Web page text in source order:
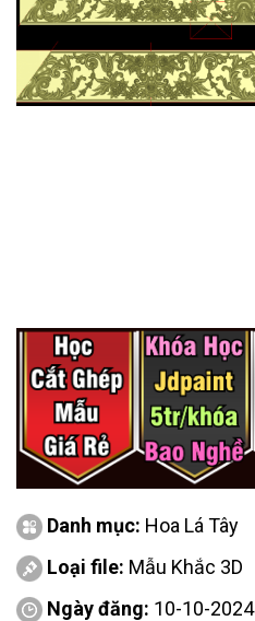
Danh mục: Hoa Lá Tây
Loại file: Mẫu Khắc 3D
Ngày đăng: 10-10-2024